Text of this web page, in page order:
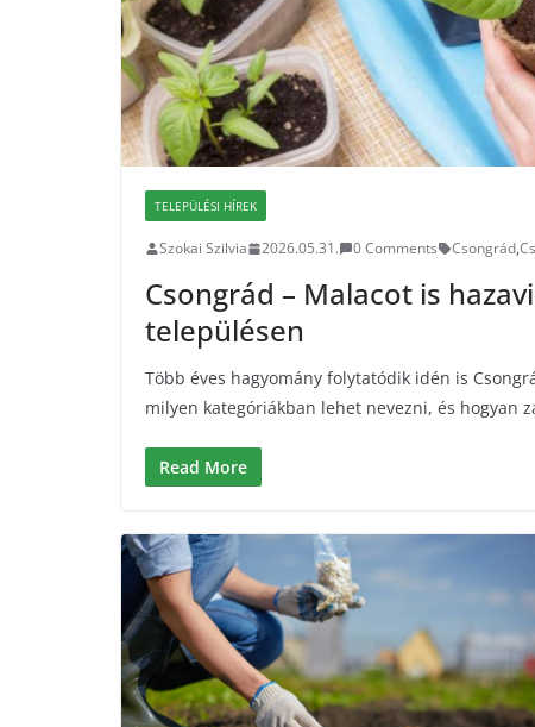
TELEPÜLÉSI HÍREK
Szokai Szilvia 2026.05.31. 0 Comments Csongrád,
Csongrád – Malacot is
településen
Több éves hagyomány folytatódik idén is
milyen kategóriákban lehet nevezni, és hogyan
Read More